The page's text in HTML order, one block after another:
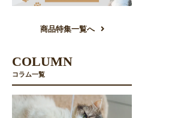
商品特集一覧へ
COLUMN
コラム一覧